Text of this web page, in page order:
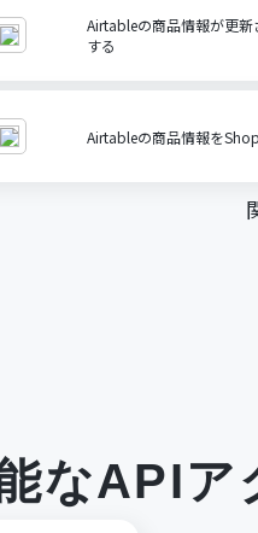
Airtableの商品情報が更
する
Airtableの商品情報を
なAPIア